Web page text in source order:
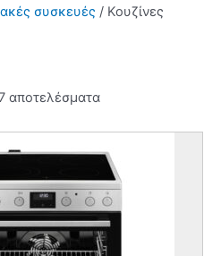
συσκευές / Κουζίνες
αποτελέσματα